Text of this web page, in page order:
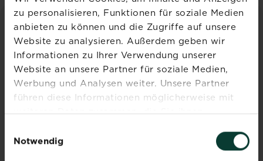
zu personalisieren, Funktionen für soziale Medien
anbieten zu können und die Zugriffe auf unsere
Website zu analysieren. Außerdem geben wir
Informationen zu Ihrer Verwendung unserer
Website an unsere Partner für soziale Medien,
Werbung und Analysen weiter. Unsere Partner
führen diese Informationen möglicherweise mit
weiteren Daten zusammen, die Sie ihnen
Nutzung der Dienste gesammelt haben.
Notwendig
INSPIRATION & RATGEBER
Alle Artikel entdecken